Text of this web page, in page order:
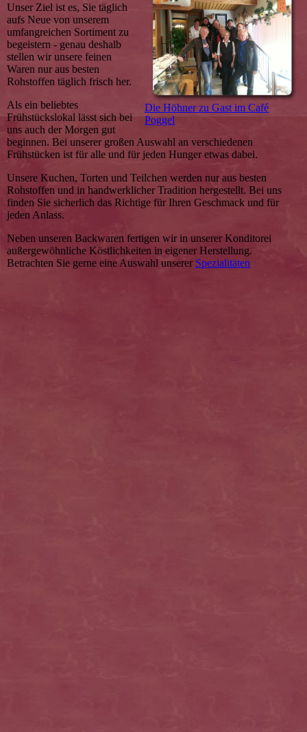
Die Höhner zu Gast im Café
Poggel
Unser Ziel ist es, Sie täglich
aufs Neue von unserem
umfangreichen Sortiment zu
begeistern - genau deshalb
stellen wir unsere feinen
Waren nur aus besten
Rohstoffen täglich frisch her.
Als ein beliebtes
Frühstückslokal lässt sich bei
uns auch der Morgen gut
beginnen. Bei unserer großen Auswahl an verschiedenen
Frühstücken ist für alle und für jeden Hunger etwas dabei.
Unsere Kuchen, Torten und Teilchen werden nur aus besten
Rohstoffen und in handwerklicher Tradition hergestellt. Bei uns
finden Sie sicherlich das Richtige für Ihren Geschmack und für
jeden Anlass.
Neben unseren Backwaren fertigen wir in unserer Konditorei
außergewöhnliche Köstlichkeiten in eigener Herstellung.
Betrachten Sie gerne eine Auswahl unserer Spezialitäten